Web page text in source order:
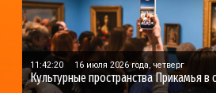
11:42:20 16 июля 2026 года, четверг
Культурные пространства Прикамья в